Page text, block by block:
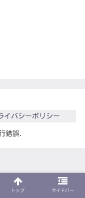
イバシーポリシー
錯誤.
トップ サイドバー